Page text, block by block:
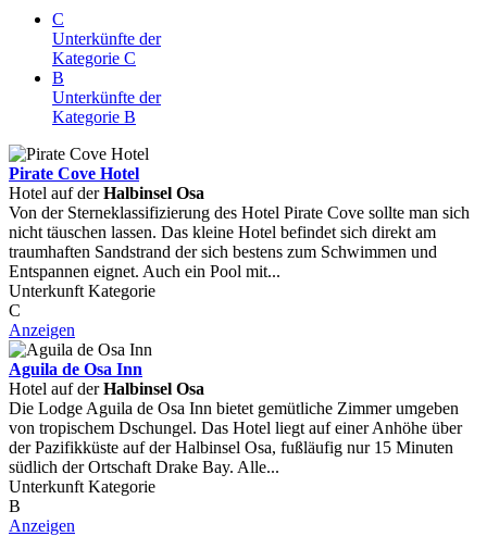
C
Unterkünfte der
Kategorie C
B
Unterkünfte der
Kategorie B
Pirate Cove Hotel
Hotel auf derHalbinsel Osa
Von der Sterneklassifizierung des Hotel Pirate Cove sollte man sich
nicht täuschen lassen. Das kleine Hotel befindet sich direkt am
traumhaften Sandstrand der sich bestens zum Schwimmen und
Entspannen eignet. Auch ein Pool mit...
Unterkunft Kategorie
C
Anzeigen
Aguila de Osa Inn
Hotel auf derHalbinsel Osa
Die Lodge Aguila de Osa Inn bietet gemütliche Zimmer umgeben
von tropischem Dschungel. Das Hotel liegt auf einer Anhöhe über
der Pazifikküste auf der Halbinsel Osa, fußläufig nur 15 Minuten
südlich der Ortschaft Drake Bay. Alle...
Unterkunft Kategorie
B
Anzeigen